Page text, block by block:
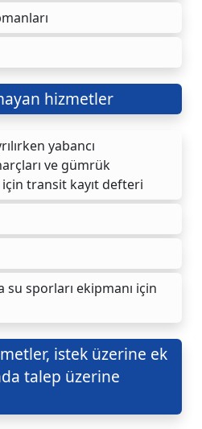
hizmetler
yabancı
ve gümrük
transit kayıt defteri
su sporları ekipmanı için
istek üzerine ek
talep üzerine